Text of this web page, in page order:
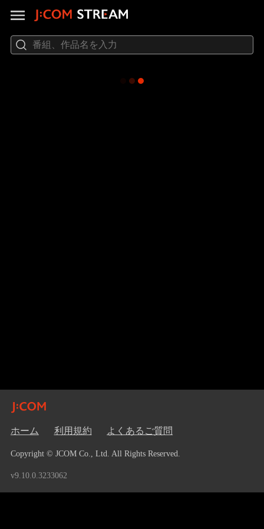
ホーム 利用規約 よくあるご質問
Copyright © JCOM Co., Ltd. All Rights Reserved.
v9.10.0.3233062